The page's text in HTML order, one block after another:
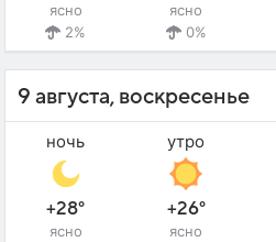
ясно
2%
ясно
0%
9 августа, воскресенье
ночь
+28°
ясно
утро
+26°
ясно